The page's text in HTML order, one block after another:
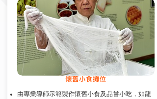
懷舊小食攤位
由專業導師示範製作懷舊小食及品嘗小吃，如龍